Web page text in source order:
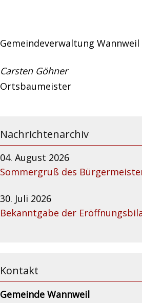
Gemeindeverwaltung
Carsten Göhner
Ortsbaumeister
Nachrichtenarchiv
04. August 2026
Sommergruß des
30. Juli 2026
Bekanntgabe der
Kontakt
Gemeinde Wannweil